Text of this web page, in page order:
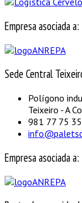
Empresa asociada a:
Sede Central
Polígono
Teixeiro - A
981 77 75 35
Empresa asociada a: